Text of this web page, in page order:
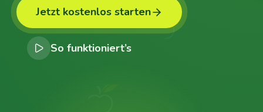
Jetzt kostenlos starten
So funktioniert’s